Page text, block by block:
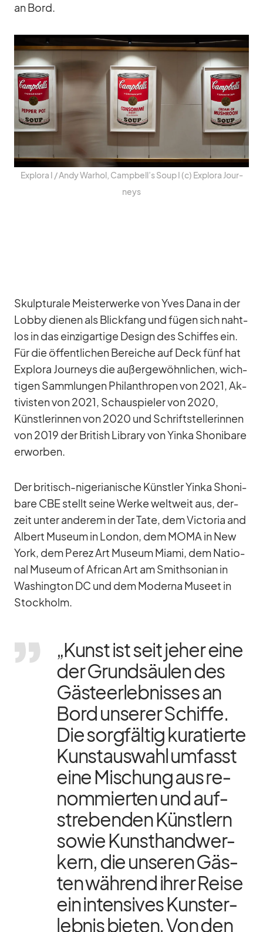
an Bord.
Ex­plora I /​ Andy War­hol, Campbell’s Soup I (c) Ex­plora Jour­
neys
Skulp­tu­rale Meis­ter­werke von Yves Dana in der
Lobby die­nen als Blick­fang und fü­gen sich naht­
los in das ein­zig­ar­tige De­sign des Schif­fes ein.
Für die öf­fent­li­chen Be­rei­che auf Deck fünf hat
Ex­plora Jour­neys die au­ßer­ge­wöhn­li­chen, wich­
ti­gen Samm­lun­gen Phil­an­thro­pen von 2021, Ak­
ti­vis­ten von 2021, Schau­spie­ler von 2020,
Künst­le­rin­nen von 2020 und Schrift­stel­le­rin­nen
von 2019 der Bri­tish Li­brary von Yinka Sho­ni­bare
er­wor­ben.
Der bri­tisch-ni­ge­ria­ni­sche Künst­ler Yinka Sho­ni­
bare CBE stellt seine Werke welt­weit aus, der­
zeit un­ter an­de­rem in der Tate, dem Vic­to­ria and
Al­bert Mu­seum in Lon­don, dem MOMA in New
York, dem Pe­rez Art Mu­seum Mi­ami, dem Na­tio­
nal Mu­seum of Af­ri­can Art am Smit­h­so­nian in
Wa­shing­ton DC und dem Mo­derna Mu­seet in
Stock­holm.
„Kunst ist seit je­her eine
der Grund­säu­len des
Gäs­te­er­leb­nis­ses an
Bord un­se­rer Schiffe.
Die sorg­fäl­tig ku­ra­tierte
Kunst­aus­wahl um­fasst
eine Mi­schung aus re­
nom­mier­ten und auf­
stre­ben­den Künst­lern
so­wie Kunst­hand­wer­
kern, die un­se­ren Gäs­
ten wäh­rend ih­rer Reise
ein in­ten­si­ves Kunst­er­
leb­nis bie­ten. Von den